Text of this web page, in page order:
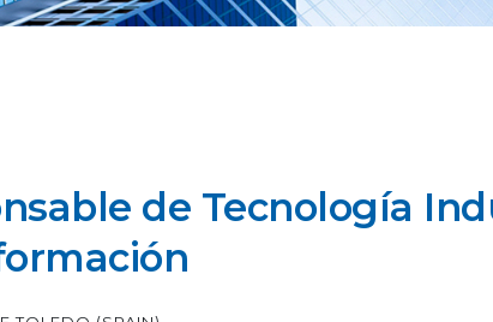
de Tecnología